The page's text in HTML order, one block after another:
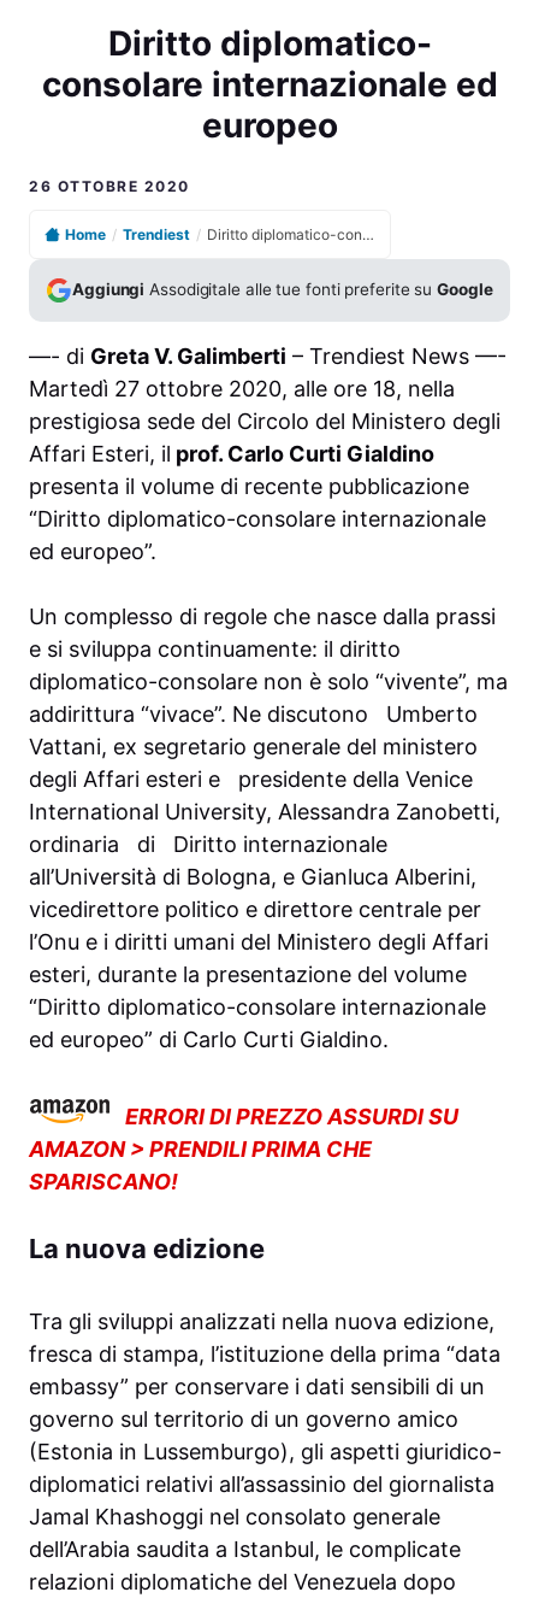
Diritto diplomatico-
consolare internazionale ed
europeo
26 OTTOBRE 2020
Home / Trendiest / Diritto diplomatico-consolare internazionale ed europeo
Aggiungi Assodigitale alle tue fonti preferite suGoogle
—- di Greta V. Galimberti – Trendiest News —-
Martedì 27 ottobre 2020, alle ore 18, nella
prestigiosa sede del Circolo del Ministero degli
Affari Esteri, il prof. Carlo Curti Gialdino
presenta il volume di recente pubblicazione
“Diritto diplomatico-consolare internazionale
ed europeo”.
Un complesso di regole che nasce dalla prassi
e si sviluppa continuamente: il diritto
diplomatico-consolare non è solo “vivente”, ma
addirittura “vivace”. Ne discutono Umberto
Vattani, ex segretario generale del ministero
degli Affari esteri e presidente della Venice
International University, Alessandra Zanobetti,
ordinaria di Diritto internazionale
all’Università di Bologna, e Gianluca Alberini,
vicedirettore politico e direttore centrale per
l’Onu e i diritti umani del Ministero degli Affari
esteri, durante la presentazione del volume
“Diritto diplomatico-consolare internazionale
ed europeo” di Carlo Curti Gialdino.
ERRORI DI PREZZO ASSURDI SU
AMAZON > PRENDILI PRIMA CHE
SPARISCANO!
La nuova edizione
Tra gli sviluppi analizzati nella nuova edizione,
fresca di stampa, l’istituzione della prima “data
embassy” per conservare i dati sensibili di un
governo sul territorio di un governo amico
(Estonia in Lussemburgo), gli aspetti giuridico-
diplomatici relativi all’assassinio del giornalista
Jamal Khashoggi nel consolato generale
dell’Arabia saudita a Istanbul, le complicate
relazioni diplomatiche del Venezuela dopo